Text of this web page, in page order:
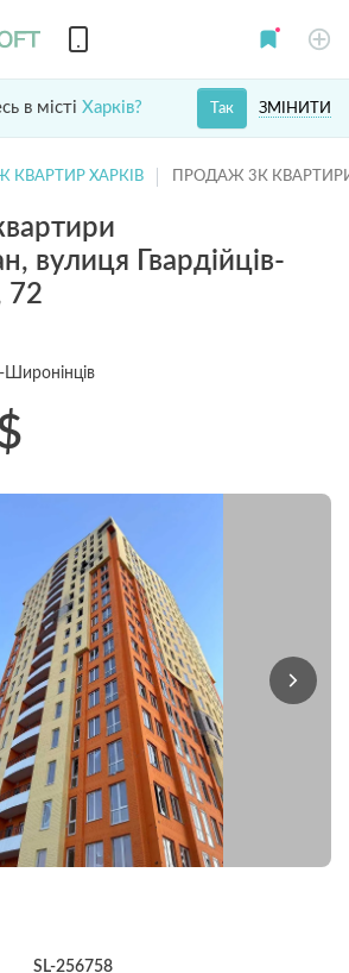
в місті Харків? ЗМІНИТИ
Так
КВАРТИР ХАРКІВ ПРОДАЖ 3К
вулиця Гвардійців-
72
Широнінців
SL-256758